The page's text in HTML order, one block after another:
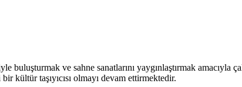
ve sahne sanatlarını yaygınlaştırmak amacıyla
kültür taşıyıcısı olmayı devam ettirmektedir.